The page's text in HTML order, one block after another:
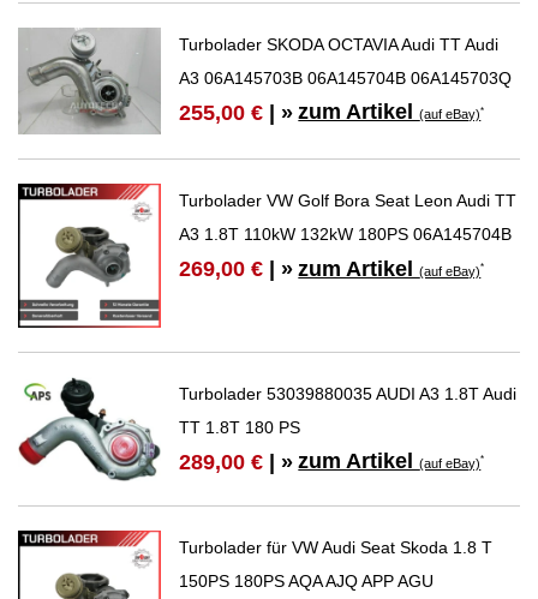
Turbolader SKODA OCTAVIA Audi TT Audi
A3 06A145703B 06A145704B 06A145703Q
255,00 € | » zum Artikel(auf eBay)*
Turbolader VW Golf Bora Seat Leon Audi TT
A3 1.8T 110kW 132kW 180PS 06A145704B
269,00 € | » zum Artikel(auf eBay)*
Turbolader 53039880035 AUDI A3 1.8T Audi
TT 1.8T 180 PS
289,00 € | » zum Artikel(auf eBay)*
Turbolader für VW Audi Seat Skoda 1.8 T
150PS 180PS AQA AJQ APP AGU